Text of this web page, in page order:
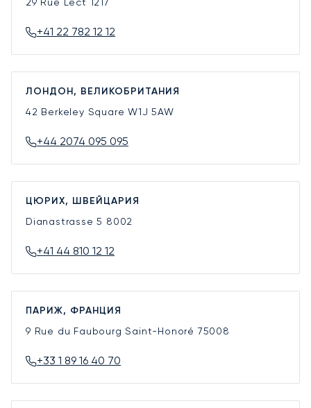
29 Rue Lect 1217
+41 22 782 12 12
ЛОНДОН, ВЕЛИКОБРИТАНИЯ
42 Berkeley SquareW1J 5AW
+44 2074 095 095
ЦЮРИХ, ШВЕЙЦАРИЯ
Dianastrasse 5 8002
+41 44 810 12 12
ПАРИЖ, ФРАНЦИЯ
9 Rue du Faubourg Saint-Honoré 75008
+33 1 89 16 40 70